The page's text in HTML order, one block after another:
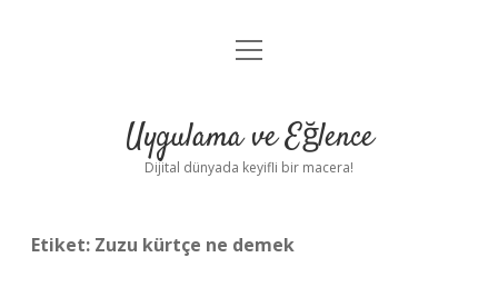
Anasayfa
Yasal Uyarı
menüyü
Uygulama ve Eğlence
Dijital dünyada keyifli bir macera!
Etiket: Zuzu kürtçe ne demek